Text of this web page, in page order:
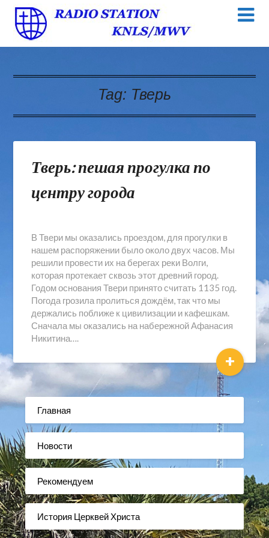
Tag: Тверь
Тверь: пешая прогулка по
центру города
В Твери мы оказались проездом, для прогулки в
нашем распоряжении было около двух часов. Мы
решили провести их на берегах реки Волги,
которая протекает сквозь этот древний город.
Годом основания Твери принято считать 1135 год.
Погода грозила пролиться дождём, так что мы
держались поближе к цивилизации и кафешкам.
Сначала мы оказались на набережной Афанасия
Никитина….
+
Главная
Новости
Рекомендуем
История Церквей Христа